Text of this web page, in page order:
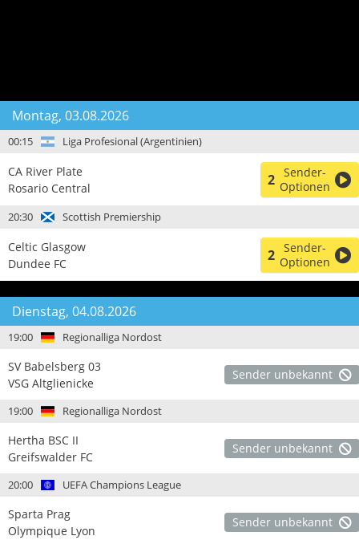
Montag, 03.08.2026
00:15 Liga Profesional (Argentinien)
CA River Plate
Rosario Central
2 Sender-
Optionen
20:30 Scottish Premiership
Celtic Glasgow
Dundee FC
2 Sender-
Optionen
Dienstag, 04.08.2026
19:00 Regionalliga Nordost
SV Babelsberg 03
VSG Altglienicke
Sender unbekannt
19:00 Regionalliga Nordost
Hertha BSC II
Greifswalder FC
Sender unbekannt
20:00 UEFA Champions League
Sparta Prag
Olympique Lyon
Sender unbekannt